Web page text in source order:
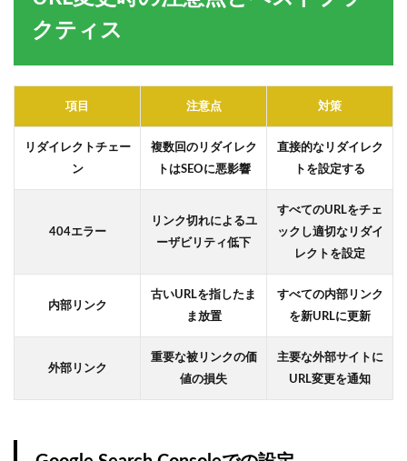
クティス
項目 注意点 対策
リダイレクトチェー
ン
複数回のリダイレク
トはSEOに悪影響
直接的なリダイレク
トを設定する
404エラー
リンク切れによるユ
ーザビリティ低下
すべてのURLをチェ
ックし適切なリダイ
レクトを設定
内部リンク
古いURLを指したま
ま放置
すべての内部リンク
を新URLに更新
外部リンク
重要な被リンクの価
値の損失
主要な外部サイトに
URL変更を通知